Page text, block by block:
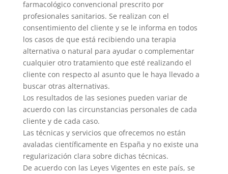
farmacológico convencional prescrito por
profesionales sanitarios. Se realizan con el
consentimiento del cliente y se le informa en todos
los casos de que está recibiendo una terapia
alternativa o natural para ayudar o complementar
cualquier otro tratamiento que esté realizando el
cliente con respecto al asunto que le haya llevado a
buscar otras alternativas.
Los resultados de las sesiones pueden variar de
acuerdo con las circunstancias personales de cada
cliente y de cada caso.
Las técnicas y servicios que ofrecemos no están
avaladas científicamente en España y no existe una
regularización clara sobre dichas técnicas.
De acuerdo con las Leyes Vigentes en este país, se